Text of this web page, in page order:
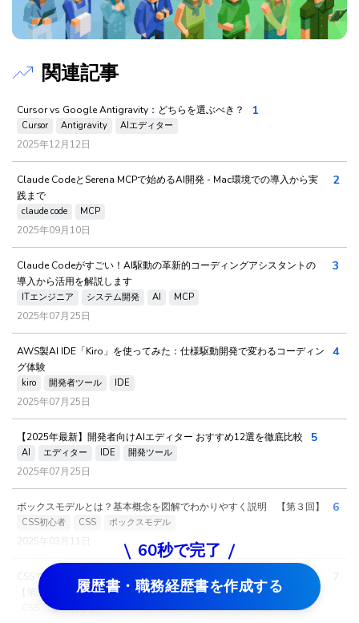
関連記事
Cursor vs Google Antigravity：どちらを選ぶべき？
Cursor Antigravity AIエディター
2025年12月12日
1
Claude CodeとSerena MCPで始めるAI開発 - Mac環境での導入から実
践まで
claude code MCP
2025年09月10日
2
Claude Codeがすごい！AI駆動の革新的コーディングアシスタントの
導入から活用を解説します
ITエンジニア システム開発 AI MCP
2025年07月25日
3
AWS製AI IDE「Kiro」を使ってみた：仕様駆動開発で変わるコーディン
グ体験
kiro 開発者ツール IDE
2025年07月25日
4
【2025年最新】開発者向けAIエディター おすすめ12選を徹底比較
AI エディター IDE 開発ツール
2025年07月25日
5
ボックスモデルとは？基本概念を図解でわかりやすく説明 【第３回】
CSS初心者 CSS ボックスモデル
2025年03月11日
6
CSSで文字や色を自由に装飾する方法！初心者向け具体例付きガイド
【第二回】
CSS初心者
7
60秒で完了
履歴書・職務経歴書を作成する